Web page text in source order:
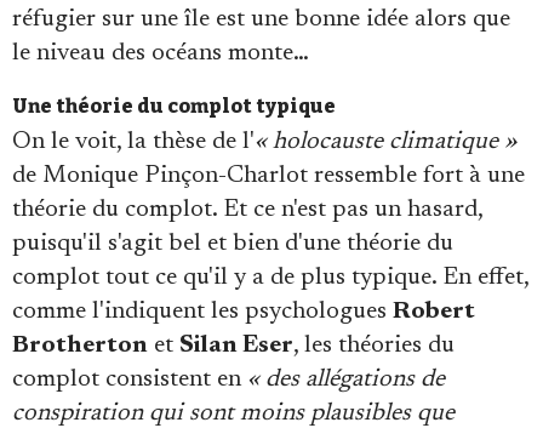
réfugier sur une île est une bonne idée alors que
le niveau des océans monte…
Une théorie du complot typique
On le voit, la thèse de l'« holocauste climatique »
de Monique Pinçon-Charlot ressemble fort à une
théorie du complot. Et ce n'est pas un hasard,
puisqu'il s'agit bel et bien d'une théorie du
complot tout ce qu'il y a de plus typique. En effet,
comme l'indiquent les psychologues Robert
Brotherton et Silan Eser, les théories du
complot consistent en « des allégations de
conspiration qui sont moins plausibles que